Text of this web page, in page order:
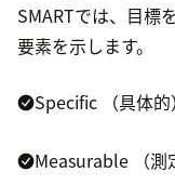
SMARTでは、目標
要素を示します。
Specific （具体的）
Measurable （測